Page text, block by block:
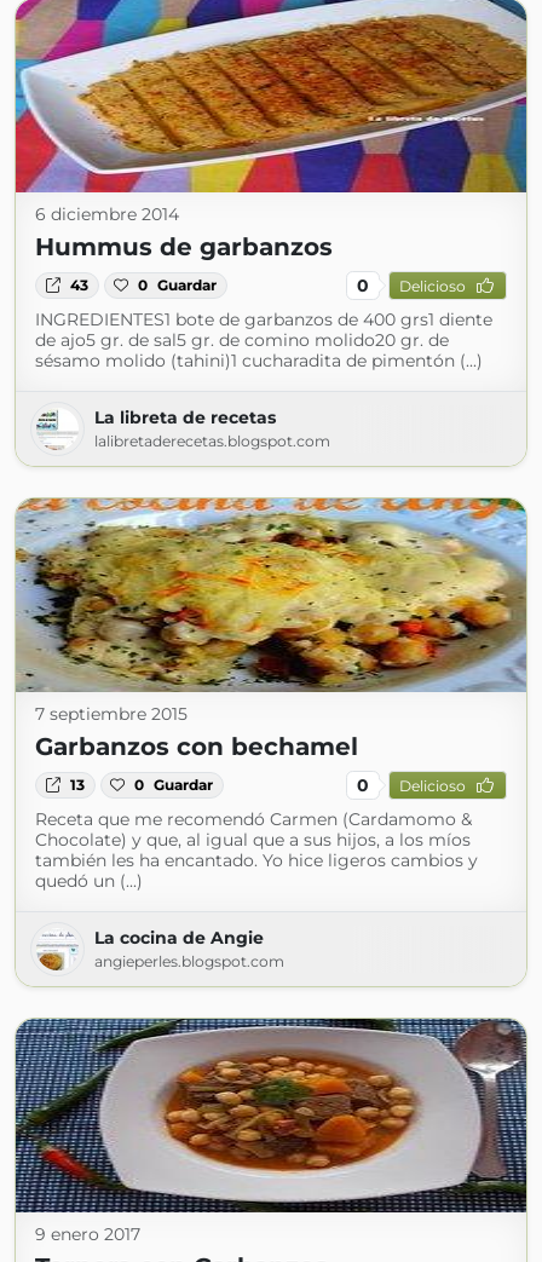
6 diciembre 2014
Hummus de garbanzos
43 0 Guardar 0 Delicioso
INGREDIENTES1 bote de garbanzos de 400 grs1 diente
de ajo5 gr. de sal5 gr. de comino molido20 gr. de
sésamo molido (tahini)1 cucharadita de pimentón (...)
La libreta de recetas
lalibretaderecetas.blogspot.com
7 septiembre 2015
Garbanzos con bechamel
13 0 Guardar 0 Delicioso
Receta que me recomendó Carmen (Cardamomo &
Chocolate) y que, al igual que a sus hijos, a los míos
también les ha encantado. Yo hice ligeros cambios y
quedó un (...)
La cocina de Angie
angieperles.blogspot.com
9 enero 2017